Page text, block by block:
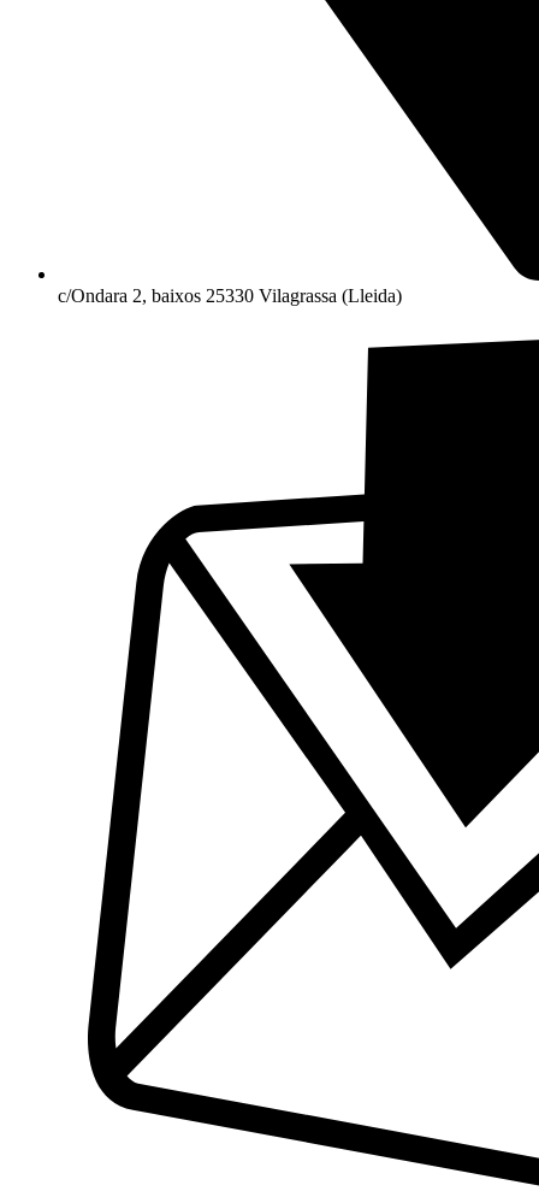
c/Ondara 2, baixos 25330 Vilagrassa (Lleida)